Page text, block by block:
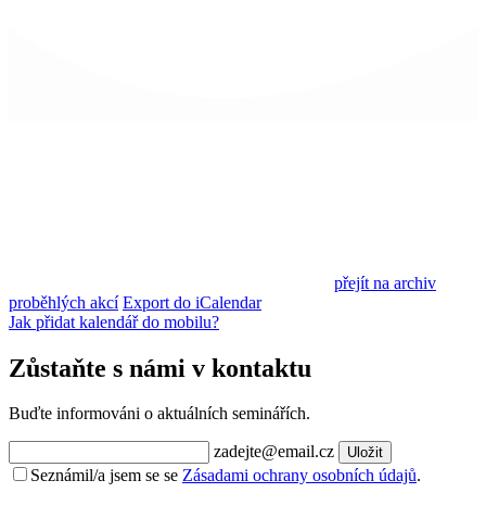
přejít na archiv
proběhlých akcí Export do iCalendar
Jak přidat kalendář do mobilu?
Zůstaňte s námi v kontaktu
Buďte informováni o aktuálních seminářích.
zadejte@email.cz Uložit
Seznámil/a jsem se se Zásadami ochrany osobních údajů.